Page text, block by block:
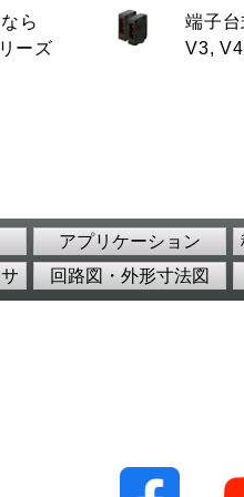
ら
ーズ
端子台
V3,
アプリケーション
回路図・外形寸法図